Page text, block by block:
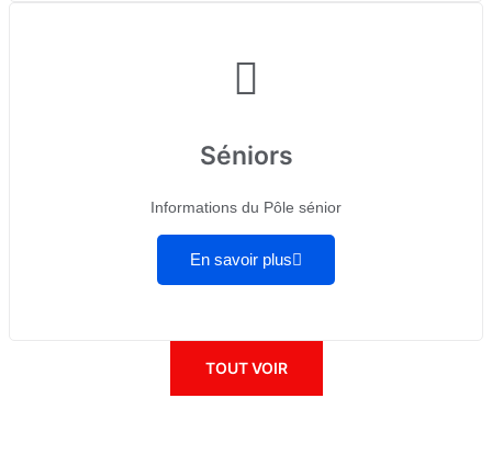
Séniors
Informations du Pôle sénior
En savoir plus
TOUT VOIR